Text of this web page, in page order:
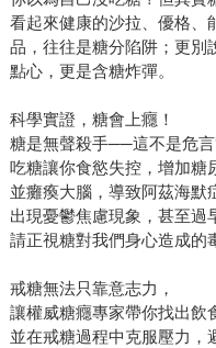
看起來健康的沙拉、優格、
品，往往是糖分陷阱；更別
點心，更是含糖炸彈。
科學實證，糖會上癮！
糖是無聲殺手──這不是危言
吃糖讓你食慾失控，增加糖
並癱瘓大腦，導致阿茲海默
出現憂鬱焦慮現象，甚至過
請正視糖對我們身心造成的
戒糖無法只靠意志力，
讓權威糖癮專家帶你找出飲
並在戒糖過程中克服壓力，